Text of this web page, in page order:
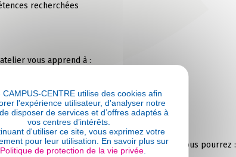
recherchées
vous apprend à :
visée
et vos valeurs
. Grâce aux simulations d’entretien, vous pourrez :
CAMPUS-CENTRE utilise des cookies afin
l'expérience utilisateur, d'analyser notre
disposer de services et d’offres adaptés à
vos centres d’intérêts.
d'utiliser ce site, vous exprimez votre
pour leur utilisation. En savoir plus sur
Politique de protection de la vie privée